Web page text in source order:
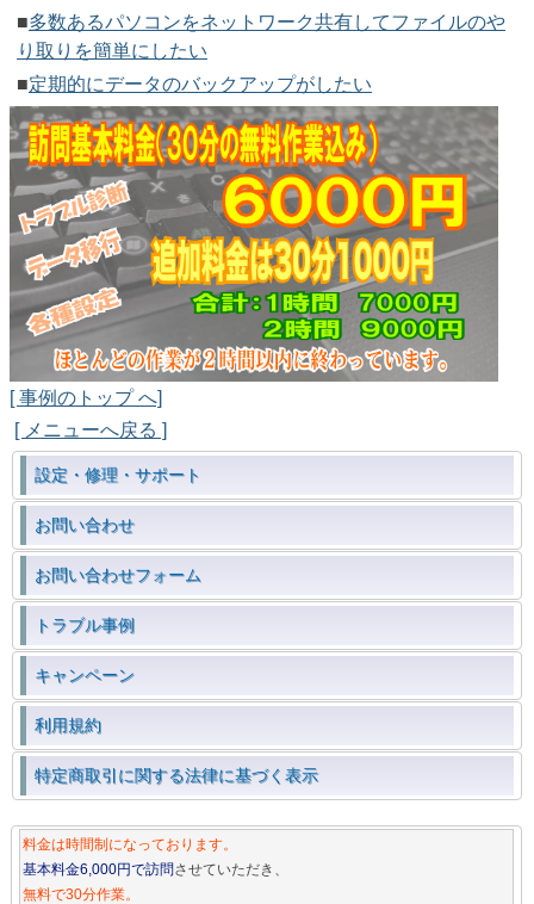
■多数あるパソコンをネットワーク共有してファイルのや
り取りを簡単にしたい
■定期的にデータのバックアップがしたい
[ 事例のトップ へ]
[ メニューへ戻る ]
設定・修理・サポート
お問い合わせ
お問い合わせフォーム
トラブル事例
キャンペーン
利用規約
特定商取引に関する法律に基づく表示
料金は時間制になっております。
基本料金6,000円で訪問させていただき、
無料で30分作業。